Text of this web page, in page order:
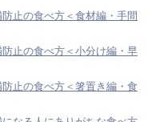
止の食べ方＜食材編・手間
防止の食べ方＜小分け編・早
止の食べ方＜箸置き編・食